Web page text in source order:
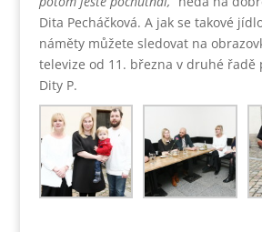
Dita Pecháčková. A jak se takové
náměty můžete sledovat na
televize od 11. března v druhé řadě
Dity P.